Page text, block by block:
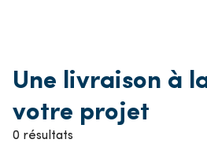
Une livraison à
votre projet
0 résultats